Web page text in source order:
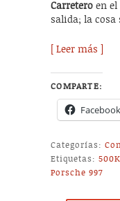
Carretero en
salida; la cosa
[ Leer más ]
COMPARTE:
Facebook
Categorías:
Etiquetas:
Porsche 997